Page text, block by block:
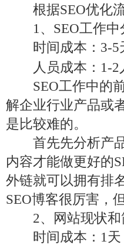
根据SEO优化流
1、SEO工作中
时间成本：3-5
人员成本：1-2
SEO工作中的前
解企业行业产品或
是比较难的。
首先先分析产品
内容才能做更好的
外链就可以拥有排
SEO博客很厉害，
2、网站现状和
时间成本：1天